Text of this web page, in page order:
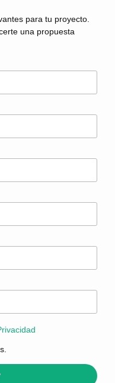
para tu proyecto.
una propuesta